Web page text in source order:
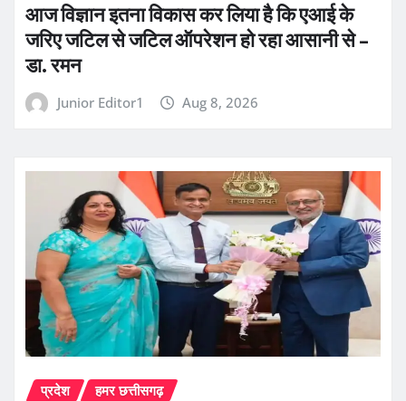
आज विज्ञान इतना विकास कर लिया है कि एआई के
जरिए जटिल से जटिल ऑपरेशन हो रहा आसानी से –
डा. रमन
Junior Editor1 Aug 8, 2026
प्रदेश हमर छत्तीसगढ़